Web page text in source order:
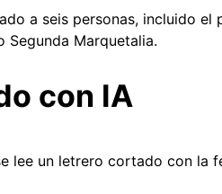
a seis personas, incluido
Segunda Marquetalia.
con IA
lee un letrero cortado con la